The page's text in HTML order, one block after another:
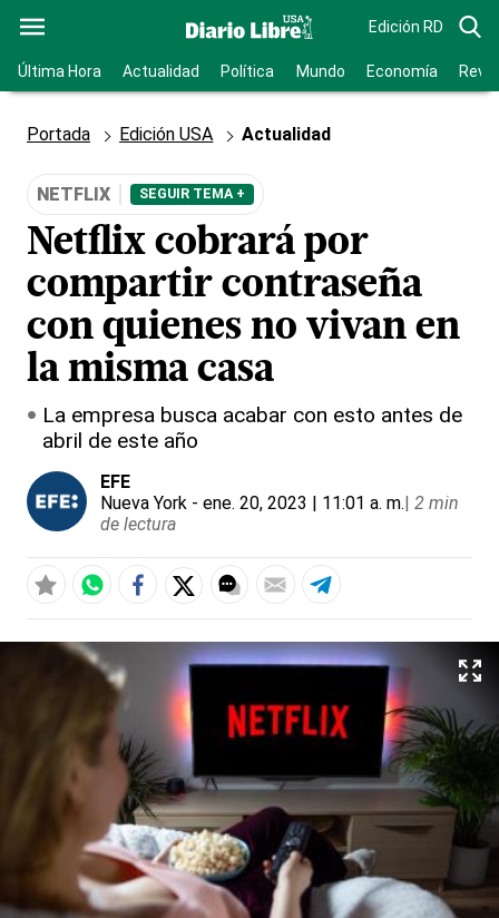
Edición RD
Última Hora Actualidad Política Mundo Economía
Portada Edición USA Actualidad
NETFLIX SEGUIR TEMA +
Netflix cobrará por
compartir contraseña
con quienes no vivan en
la misma casa
La empresa busca acabar con esto antes de
abril de este año
EFE
Nueva York - ene. 20, 2023 | 11:01 a. m.| 2 min
de lectura